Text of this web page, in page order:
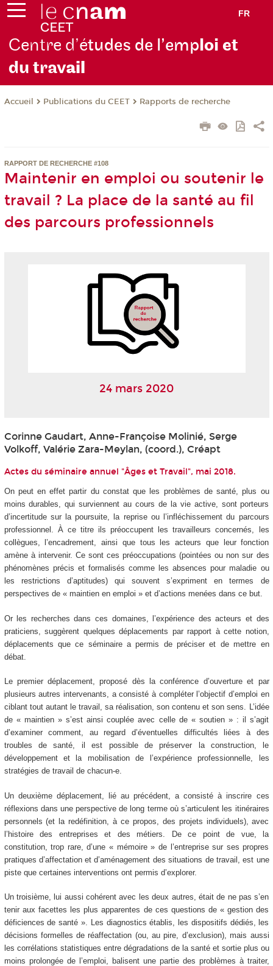
FR
Centre d’études de l’emploi et
du travail
Accueil Publications du CEET Rapports de recherche
RAPPORT DE RECHERCHE #108
Maintenir en emploi ou soutenir le
travail ? La place de la santé au fil
des parcours professionnels
24 mars 2020
Corinne Gaudart, Anne-Françoise Molinié, Serge
Volkoff, Valérie Zara-Meylan, (coord.), Créapt
Actes du séminaire annuel "Âges et Travail", mai 2018.
On peut en effet partir du constat que les problèmes de santé, plus ou
moins durables, qui surviennent au cours de la vie active, sont porteurs
d’incertitude sur la poursuite, la reprise ou l’infléchissement du parcours
professionnel. À ce titre ils préoccupent les travailleurs concernés, les
collègues, l’encadrement, ainsi que tous les acteurs que leur fonction
amène à intervenir. Ce sont ces préoccupations (pointées ou non sur des
phénomènes précis et formalisés comme les absences pour maladie ou
les restrictions d’aptitudes) qui souvent s’expriment en termes de
perspectives de « maintien en emploi » et d’actions menées dans ce but.
Or les recherches dans ces domaines, l’expérience des acteurs et des
praticiens, suggèrent quelques déplacements par rapport à cette notion,
déplacements que ce séminaire a permis de préciser et de mettre en
débat.
Le premier déplacement, proposé dès la conférence d’ouverture et par
plusieurs autres intervenants, a consisté à compléter l’objectif d’emploi en
ciblant tout autant le travail, sa réalisation, son contenu et son sens. L’idée
de « maintien » s’est ainsi couplée avec celle de « soutien » : il s’agit
d’examiner comment, au regard d’éventuelles difficultés liées à des
troubles de santé, il est possible de préserver la construction, le
développement et la mobilisation de l’expérience professionnelle, les
stratégies de travail de chacun-e.
Un deuxième déplacement, lié au précédent, a consisté à inscrire ces
réflexions dans une perspective de long terme où s’articulent les itinéraires
personnels (et la redéfinition, à ce propos, des projets individuels), avec
l’histoire des entreprises et des métiers. De ce point de vue, la
constitution, trop rare, d’une « mémoire » de l’entreprise sur ses propres
pratiques d’affectation et d’aménagement des situations de travail, est une
piste que certaines interventions ont permis d’explorer.
Un troisième, lui aussi cohérent avec les deux autres, était de ne pas s’en
tenir aux facettes les plus apparentes de ces questions de « gestion des
déficiences de santé ». Les diagnostics établis, les dispositifs dédiés, les
décisions formelles de réaffectation (ou, au pire, d’exclusion), mais aussi
les corrélations statistiques entre dégradations de la santé et sortie plus ou
moins prolongée de l’emploi, balisent une partie des problèmes à traiter,